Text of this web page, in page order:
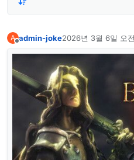
A admin-joke2026년 3월 6일 오
마지막 수정자: